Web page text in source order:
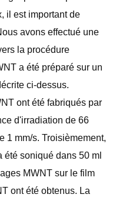
il est important de
avons effectué une
la procédure
a été préparé sur un
ci-dessus.
ont été fabriqués par
d'irradiation de 66
1 mm/s. Troisièmement,
soniqué dans 50 ml
MWNT sur le film
ont été obtenus. La